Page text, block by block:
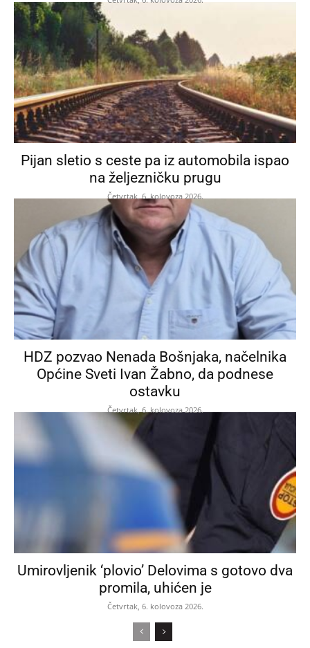
Pijan sletio s ceste pa iz automobila ispao
na željezničku prugu
Četvrtak, 6. kolovoza 2026.
HDZ pozvao Nenada Bošnjaka, načelnika
Općine Sveti Ivan Žabno, da podnese
ostavku
Četvrtak, 6. kolovoza 2026.
Umirovljenik ‘plovio’ Delovima s gotovo dva
promila, uhićen je
Četvrtak, 6. kolovoza 2026.